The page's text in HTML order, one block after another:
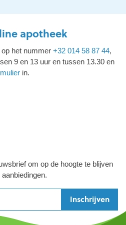
apotheek
het nummer +32 014 58 87 44,
9 en 13 uur en tussen 13.30 en
in.
om op de hoogte te blijven
Inschrijven